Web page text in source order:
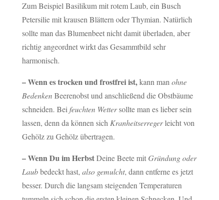
Zum Beispiel Basilikum mit rotem Laub, ein Busch
Petersilie mit krausen Blättern oder Thymian. Natürlich
sollte man das Blumenbeet nicht damit überladen, aber
richtig angeordnet wirkt das Gesammtbild sehr
harmonisch.
– Wenn es trocken und frostfrei ist,kann man ohne
BedenkenBeerenobst und anschließend die Obstbäume
schneiden. Bei feuchten Wettersollte man es lieber sein
lassen, denn da können sich Kranheitserregerleicht von
Gehölz zu Gehölz übertragen.
– Wenn Du im HerbstDeine Beete mit Gründung oder
Laubbedeckt hast, also gemulcht, dann entferne es jetzt
besser. Durch die langsam steigenden Temperaturen